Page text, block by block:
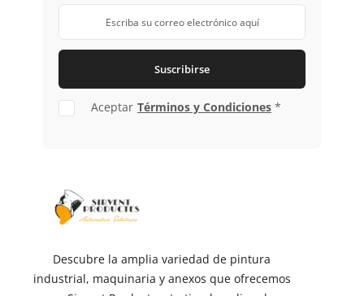
Suscribirse
Aceptar Términos y Condiciones *
Descubre la amplia variedad de pintura
industrial, maquinaria y anexos que ofrecemos